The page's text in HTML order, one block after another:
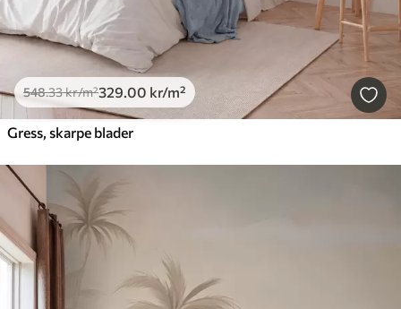
548.33kr/m²329.00 kr/m²
Gress, skarpe blader